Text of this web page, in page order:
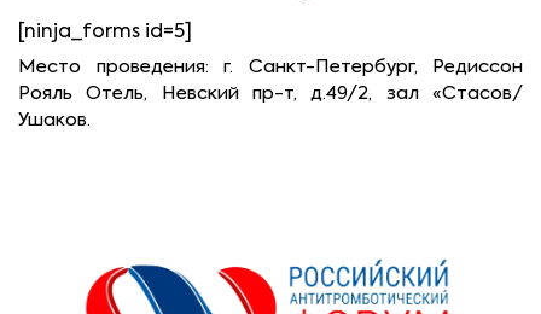
[ninja_forms id=5]
Место проведения: г. Санкт-Петербург, Редиссон
Рояль Отель, Невский пр-т, д.49/2, зал «Стасов/
Ушаков.